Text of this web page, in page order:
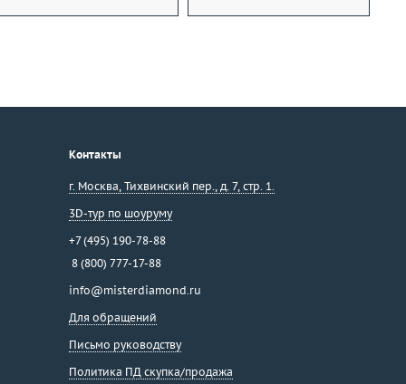
Контакты
г. Москва, Тихвинский пер., д. 7, стр. 1.
3D-тур по шоуруму
+7 (495) 190-78-88
8 (800) 777-17-88
info@misterdiamond.ru
Для обращений
Письмо руководству
Политика ПД скупка/продажа